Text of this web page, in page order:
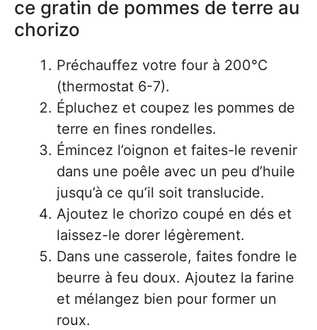
ce gratin de pommes de terre au
chorizo
Préchauffez votre four à 200°C
(thermostat 6-7).
Épluchez et coupez les pommes de
terre en fines rondelles.
Émincez l’oignon et faites-le revenir
dans une poêle avec un peu d’huile
jusqu’à ce qu’il soit translucide.
Ajoutez le chorizo coupé en dés et
laissez-le dorer légèrement.
Dans une casserole, faites fondre le
beurre à feu doux. Ajoutez la farine
et mélangez bien pour former un
roux.